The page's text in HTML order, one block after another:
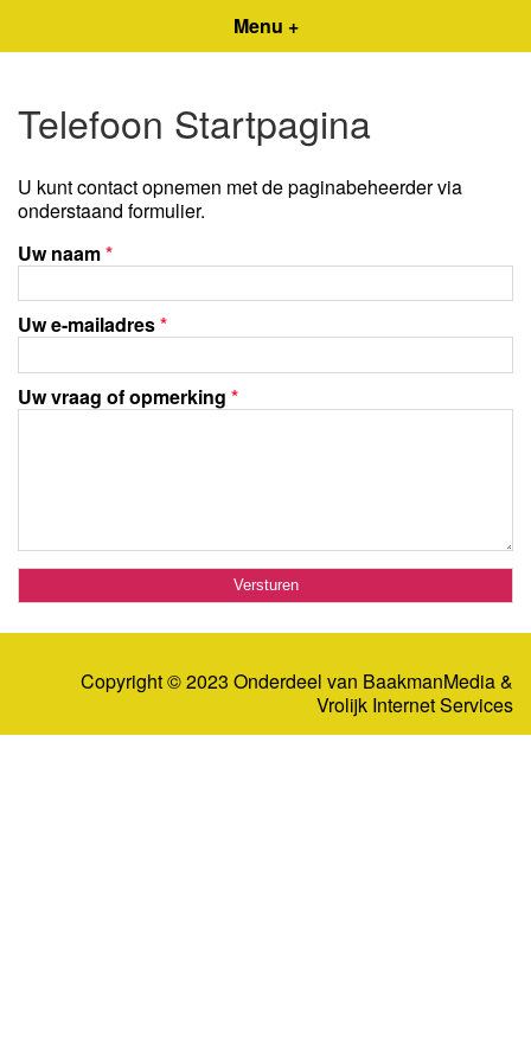
Menu +
Telefoon Startpagina
U kunt contact opnemen met de paginabeheerder via
onderstaand formulier.
Uw naam*
Uw e-mailadres*
Uw vraag of opmerking *
Copyright © 2023 Onderdeel van BaakmanMedia&
Vrolijk Internet Services